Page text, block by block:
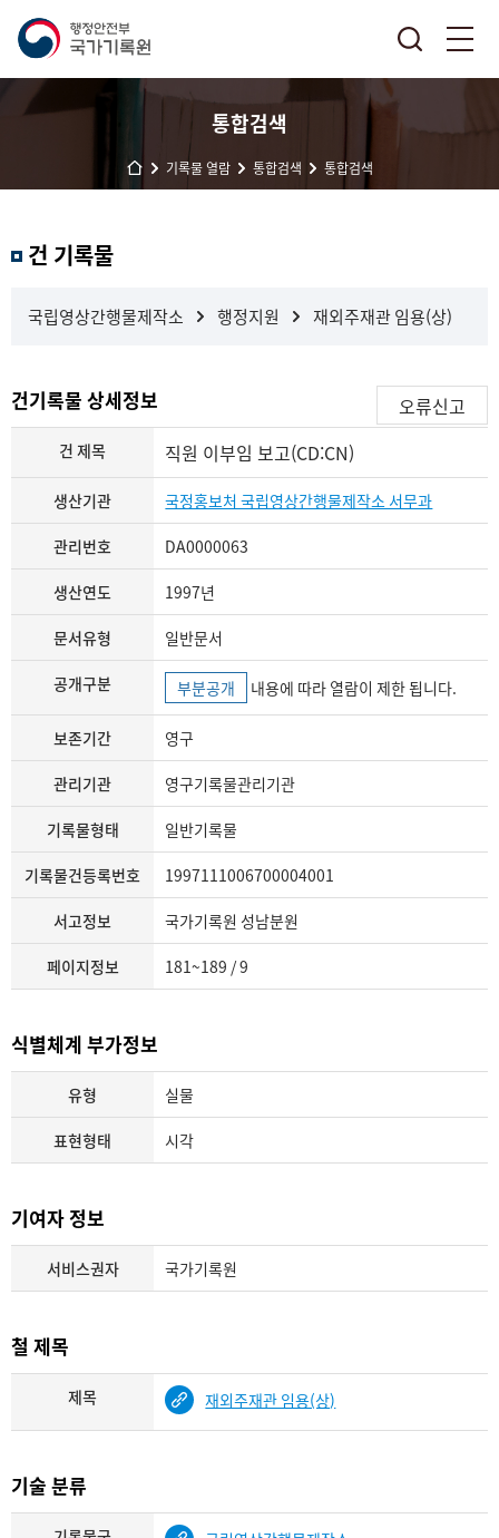
통합검색
기록물 열람 통합검색 통합검색
과 건 기록물
국립영상간행물제작소 행정지원 재외주재관 임용(상)
건기록물 상세정보 오류신고
건 제목 직원 이부임 보고(CD:CN)
생산기관 국정홍보처 국립영상간행물제작소 서무과
관리번호 DA0000063
생산연도 1997년
문서유형 일반문서
공개구분 부분공개 내용에 따라 열람이 제한 됩니다.
보존기간 영구
관리기관 영구기록물관리기관
기록물형태 일반기록물
기록물건등록번호 1997111006700004001
서고정보 국가기록원 성남분원
페이지정보 181~189 / 9
식별체계 부가정보
유형 실물
표현형태 시각
기여자 정보
서비스권자 국가기록원
철 제목
제목 재외주재관 임용(상)
기술 분류